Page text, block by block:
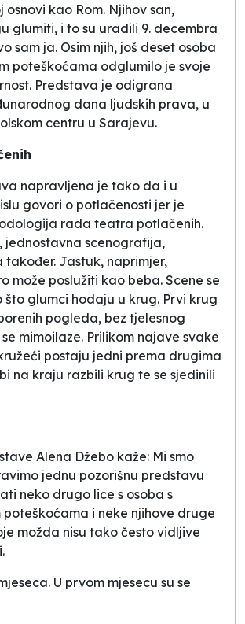
osnovi kao Rom. Njihov san,
glumiti, i to su uradili 9. decembra
sam ja. Osim njih, još deset osoba
poteškoćama odglumilo je svoje
Predstava je odigrana
dana ljudskih prava, u
centru u Sarajevu.
napravljena je tako da i u
govori o potlačenosti jer je
rada teatra potlačenih.
jednostavna scenografija,
Jastuk, naprimjer,
može poslužiti kao beba. Scene se
što glumci hodaju u krug. Prvi krug
pogleda, bez tjelesnog
mimoilaze. Prilikom najave svake
postaju jedni prema drugima
na kraju razbili krug te se sjedinili
Alena Džebo kaže: Mi smo
jednu pozorišnu predstavu
neko drugo lice s osoba s
i neke njihove druge
možda nisu tako često vidljive
.
U prvom mjesecu su se